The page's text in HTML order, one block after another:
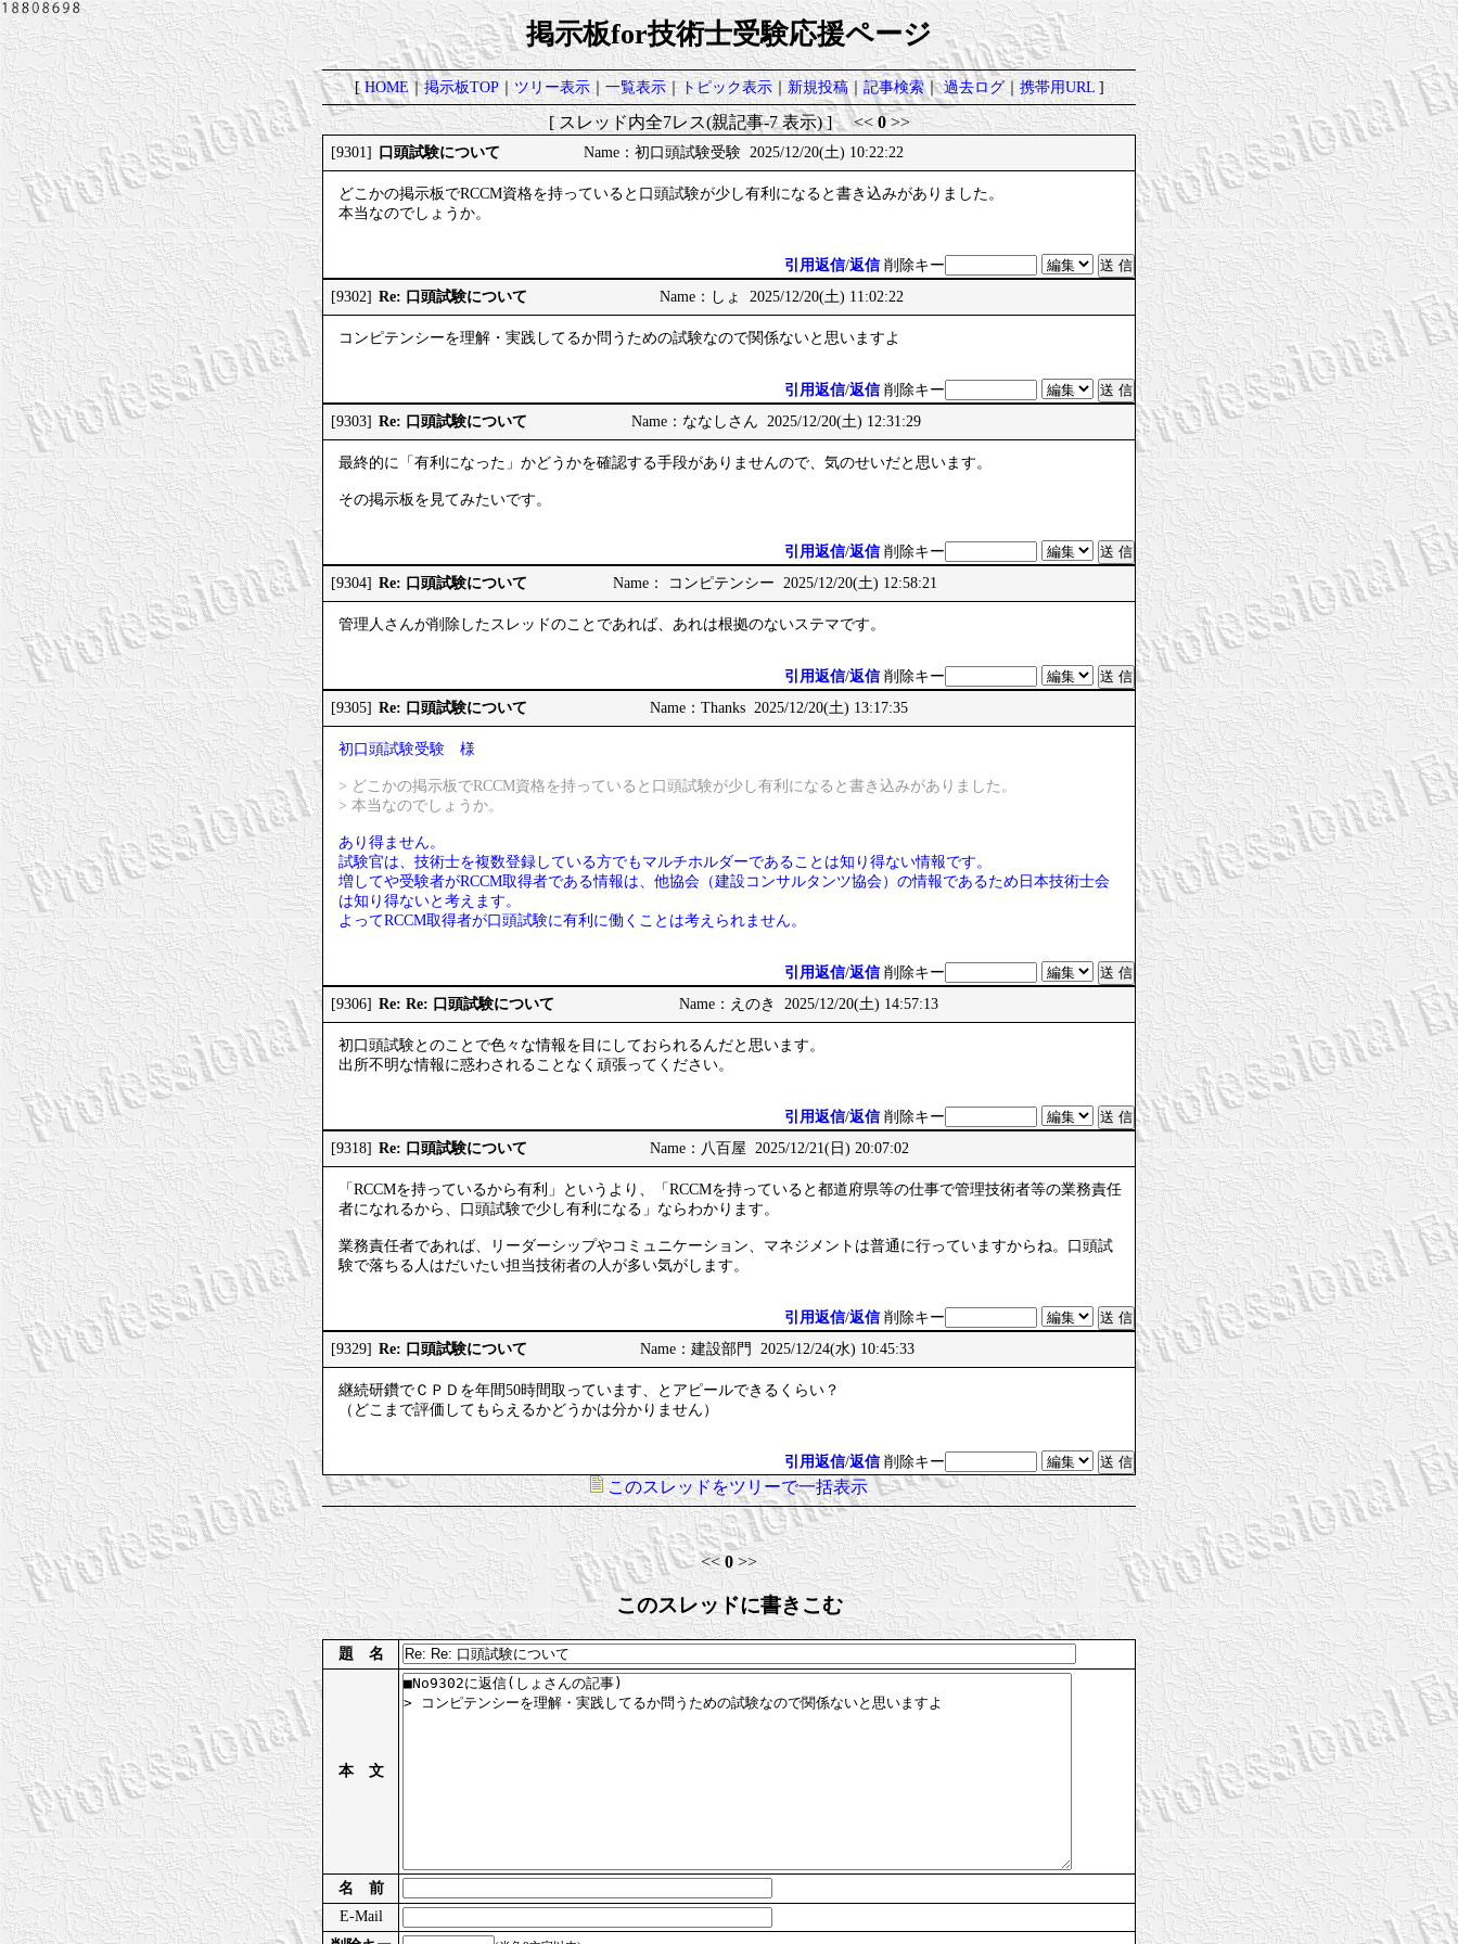
掲示板for技術士受験応援ページ
[HOME｜掲示板TOP｜ツリー表示｜一覧表示｜トピック表示｜新規投稿｜記事検索｜過去ログ｜携帯用URL]
[ スレッド内全7レス(親記事-7 表示) ] <<0>>
[9301] 口頭試験について Name：初口頭試験受験 2025/12/20(土) 10:22:22
どこかの掲示板でRCCM資格を持っていると口頭試験が少し有利になると書き込みがありました。
本当なのでしょうか。
引用返信/返信 削除キー
[9302] Re: 口頭試験について Name：しょ 2025/12/20(土) 11:02:22
コンピテンシーを理解・実践してるか問うための試験なので関係ないと思いますよ
引用返信/返信 削除キー
[9303] Re: 口頭試験について Name：ななしさん 2025/12/20(土) 12:31:29
最終的に「有利になった」かどうかを確認する手段がありませんので、気のせいだと思います。
その掲示板を見てみたいです。
引用返信/返信 削除キー
[9304] Re: 口頭試験について Name： コンピテンシー 2025/12/20(土) 12:58:21
管理人さんが削除したスレッドのことであれば、あれは根拠のないステマです。
引用返信/返信 削除キー
[9305] Re: 口頭試験について Name：Thanks 2025/12/20(土) 13:17:35
初口頭試験受験 様
> どこかの掲示板でRCCM資格を持っていると口頭試験が少し有利になると書き込みがありました。
> 本当なのでしょうか。
あり得ません。
試験官は、技術士を複数登録している方でもマルチホルダーであることは知り得ない情報です。
増してや受験者がRCCM取得者である情報は、他協会（建設コンサルタンツ協会）の情報であるため日本技術士会
は知り得ないと考えます。
よってRCCM取得者が口頭試験に有利に働くことは考えられません。
引用返信/返信 削除キー
[9306] Re: Re: 口頭試験について Name：えのき 2025/12/20(土) 14:57:13
初口頭試験とのことで色々な情報を目にしておられるんだと思います。
出所不明な情報に惑わされることなく頑張ってください。
引用返信/返信 削除キー
[9318] Re: 口頭試験について Name：八百屋 2025/12/21(日) 20:07:02
「RCCMを持っているから有利」というより、「RCCMを持っていると都道府県等の仕事で管理技術者等の業務責任
者になれるから、口頭試験で少し有利になる」ならわかります。
業務責任者であれば、リーダーシップやコミュニケーション、マネジメントは普通に行っていますからね。口頭試
験で落ちる人はだいたい担当技術者の人が多い気がします。
引用返信/返信 削除キー
[9329] Re: 口頭試験について Name：建設部門 2025/12/24(水) 10:45:33
継続研鑽でＣＰＤを年間50時間取っています、とアピールできるくらい？
（どこまで評価してもらえるかどうかは分かりません）
引用返信/返信 削除キー
このスレッドをツリーで一括表示
<<0>>
このスレッドに書きこむ
題 名
本 文
名 前
E-Mail